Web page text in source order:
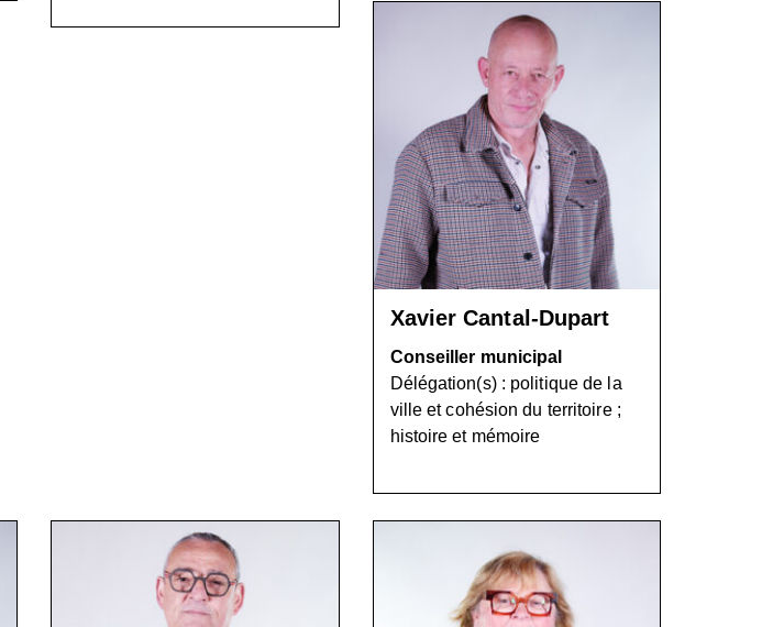
Xavier Cantal-Dupart
Conseiller municipal
Délégation(s) : politique de la
ville et cohésion du territoire ;
histoire et mémoire